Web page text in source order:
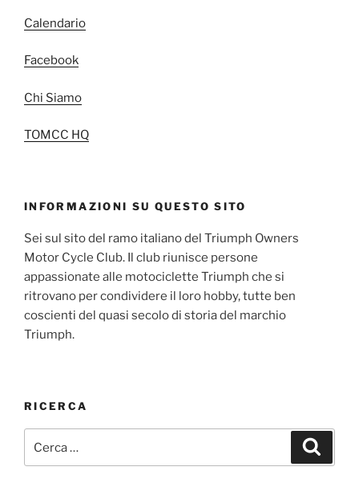
Calendario
Facebook
Chi Siamo
TOMCC HQ
INFORMAZIONI SU QUESTO SITO
Sei sul sito del ramo italiano del Triumph Owners
Motor Cycle Club. Il club riunisce persone
appassionate alle motociclette Triumph che si
ritrovano per condividere il loro hobby, tutte ben
coscienti del quasi secolo di storia del marchio
Triumph.
RICERCA